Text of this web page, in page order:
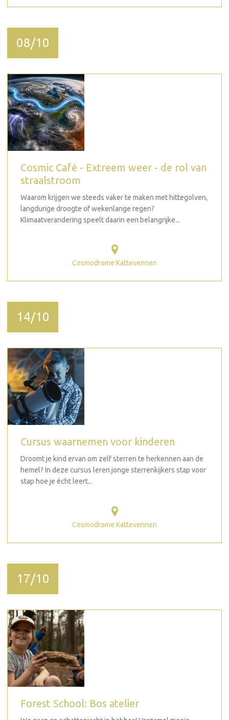
08/10
Cosmic Café - Extreem weer - de rol van
straalstroom
Waarom krijgen we steeds vaker te maken met hittegolven,
langdurige droogte of wekenlange regen?
Klimaatverandering speelt daarin een belangrijke...
Cosmodrome Kattevennen
14/10
Cursus waarnemen voor kinderen
Droomt je kind ervan om zelf sterren te herkennen aan de
hemel? In deze cursus leren jonge sterrenkijkers stap voor
stap hoe je écht leert...
Cosmodrome Kattevennen
17/10
Forest School: Bos atelier